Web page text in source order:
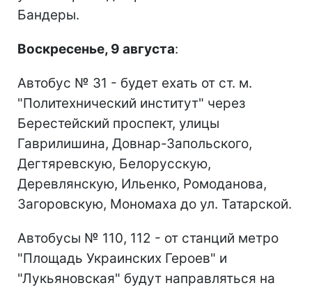
Бандеры.
Воскресенье, 9 августа:
Автобус № 31 - будет ехать от ст. м.
"Политехнический институт" через
Берестейский проспект, улицы
Гаврилишина, Довнар-Запольского,
Дегтяревскую, Белорусскую,
Деревлянскую, Ильенко, Ромоданова,
Загоровскую, Мономаха до ул. Татарской.
Автобусы № 110, 112 - от станций метро
"Площадь Украинских Героев" и
"Лукьяновская" будут направляться на